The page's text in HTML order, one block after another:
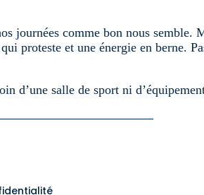
journées comme bon nous semble.
proteste et une énergie en berne.
d’une salle de sport ni